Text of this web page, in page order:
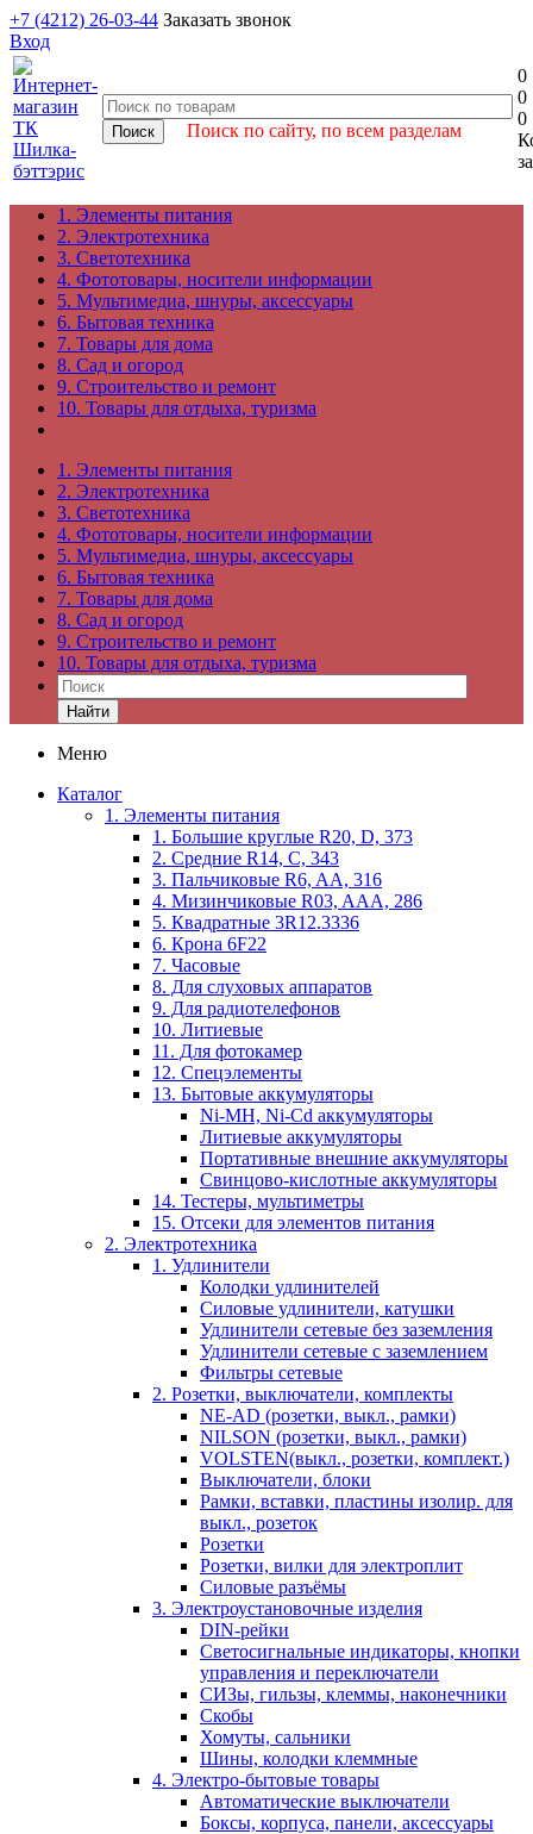
+7 (4212) 26-03-44 Заказать звонок
Вход
Поиск по сайту, по всем разделам
0
0
0
1. Элементы питания
2. Электротехника
3. Светотехника
4. Фототовары, носители информации
5. Мультимедиа, шнуры, аксессуары
6. Бытовая техника
7. Товары для дома
8. Сад и огород
9. Строительство и ремонт
10. Товары для отдыха, туризма
1. Элементы питания
2. Электротехника
3. Светотехника
4. Фототовары, носители информации
5. Мультимедиа, шнуры, аксессуары
6. Бытовая техника
7. Товары для дома
8. Сад и огород
9. Строительство и ремонт
10. Товары для отдыха, туризма
Найти
Меню
Каталог
1. Элементы питания
1. Большие круглые R20, D, 373
2. Средние R14, C, 343
3. Пальчиковые R6, AA, 316
4. Мизинчиковые R03, AAA, 286
5. Квадратные 3R12.3336
6. Крона 6F22
7. Часовые
8. Для слуховых аппаратов
9. Для радиотелефонов
10. Литиевые
11. Для фотокамер
12. Спецэлементы
13. Бытовые аккумуляторы
Ni-MH, Ni-Cd аккумуляторы
Литиевые аккумуляторы
Портативные внешние аккумуляторы
Свинцово-кислотные аккумуляторы
14. Тестеры, мультиметры
15. Отсеки для элементов питания
2. Электротехника
1. Удлинители
Колодки удлинителей
Силовые удлинители, катушки
Удлинители сетевые без заземления
Удлинители сетевые с заземлением
Фильтры сетевые
2. Розетки, выключатели, комплекты
NE-AD (розетки, выкл., рамки)
NILSON (розетки, выкл., рамки)
VOLSTEN(выкл., розетки, комплект.)
Выключатели, блоки
Рамки, вставки, пластины изолир. для
выкл., розеток
Розетки
Розетки, вилки для электроплит
Силовые разъёмы
3. Электроустановочные изделия
DIN-рейки
Светосигнальные индикаторы, кнопки
управления и переключатели
СИЗы, гильзы, клеммы, наконечники
Скобы
Хомуты, сальники
Шины, колодки клеммные
4. Электро-бытовые товары
Автоматические выключатели
Боксы, корпуса, панели, аксессуары